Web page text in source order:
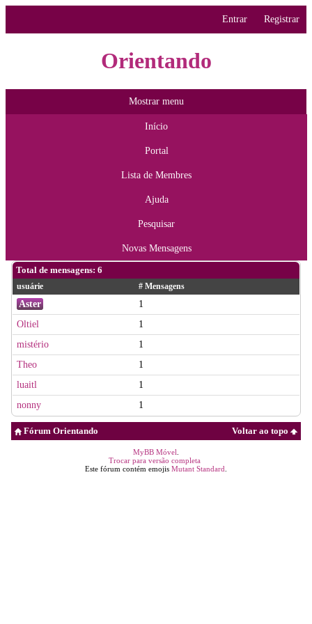
Entrar Registrar
Orientando
Mostrar menu
Início
Portal
Lista de Membres
Ajuda
Pesquisar
Novas Mensagens
Total de mensagens: 6
usuárie # Mensagens
Aster
1
Oltiel
1
mistério
1
Theo
1
luaitl
1
nonny
1
Voltar ao topo
Fórum Orientando
MyBB Móvel
Trocar para versão completa
Este fórum contém emojis Mutant Standard